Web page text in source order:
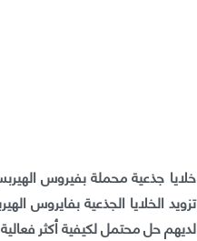
خلايا جذعية محملة بفيروس
تزويد الخلايا الجذعية بفايروس
لديهم حل محتمل لكيفية أكثر